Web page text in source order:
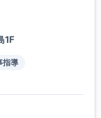
1F
指導